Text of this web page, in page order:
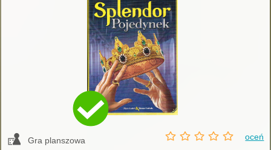
Gra planszowa oceń